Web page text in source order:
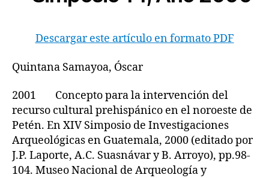
Descargar este artículo en formato PDF
Quintana Samayoa, Óscar
2001 Concepto para la intervención del
recurso cultural prehispánico en el noroeste de
Petén. En XIV Simposio de Investigaciones
Arqueológicas en Guatemala, 2000 (editado por
J.P. Laporte, A.C. Suasnávar y B. Arroyo), pp.98-
104. Museo Nacional de Arqueología y